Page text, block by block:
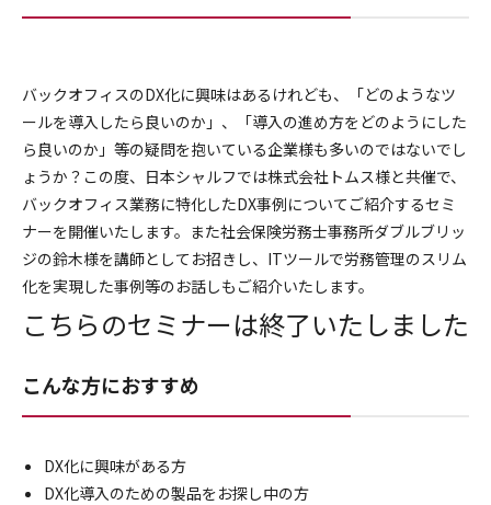
バックオフィスのDX化に興味はあるけれども、「どのようなツ
ールを導入したら良いのか」、「導入の進め方をどのようにした
ら良いのか」等の疑問を抱いている企業様も多いのではないでし
ょうか？この度、日本シャルフでは株式会社トムス様と共催で、
バックオフィス業務に特化したDX事例についてご紹介するセミ
ナーを開催いたします。また社会保険労務士事務所ダブルブリッ
ジの鈴木様を講師としてお招きし、ITツールで労務管理のスリム
化を実現した事例等のお話しもご紹介いたします。
こちらのセミナーは終了いたしました
こんな方におすすめ
DX化に興味がある方
DX化導入のための製品をお探し中の方